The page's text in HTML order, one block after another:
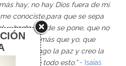
hay; no hay Dios fuera de mí.
conociste,para que se sepa
y hasta donde se pone, que no
y ninguno más que yo, que
que hago la paz y creo la
que hago todo esto.”- Isaías